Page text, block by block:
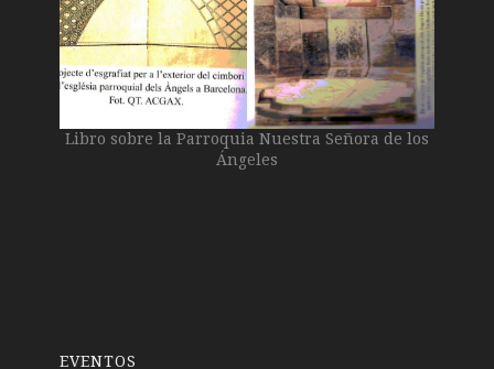
Libro sobre la Parroquia Nuestra Señora de los
Ángeles
EVENTOS